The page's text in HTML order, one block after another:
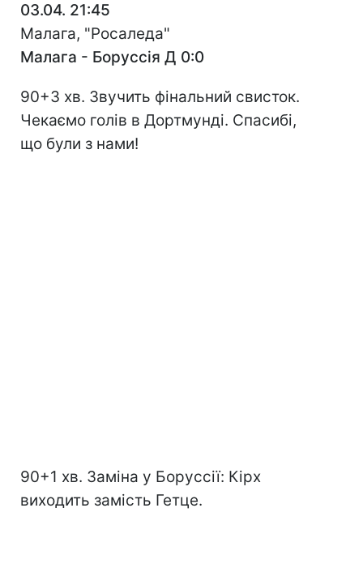
03.04. 21:45
Малага, "Росаледа"
Малага - Боруссія Д 0:0
90+3 хв. Звучить фінальний свисток.
Чекаємо голів в Дортмунді. Спасибі,
що були з нами!
90+1 хв. Заміна у Боруссії: Кірх
виходить замість Гетце.